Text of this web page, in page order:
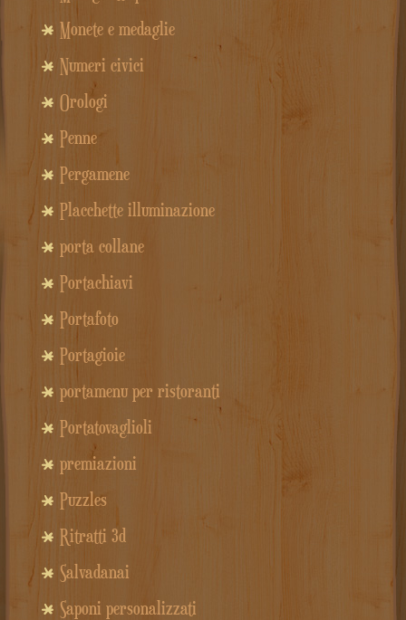
Monete e medaglie
Numeri civici
Orologi
Penne
Pergamene
Placchette illuminazione
porta collane
Portachiavi
Portafoto
Portagioie
portamenu per ristoranti
Portatovaglioli
premiazioni
Puzzles
Ritratti 3d
Salvadanai
Saponi personalizzati